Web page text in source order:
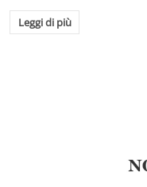
Leggi di più